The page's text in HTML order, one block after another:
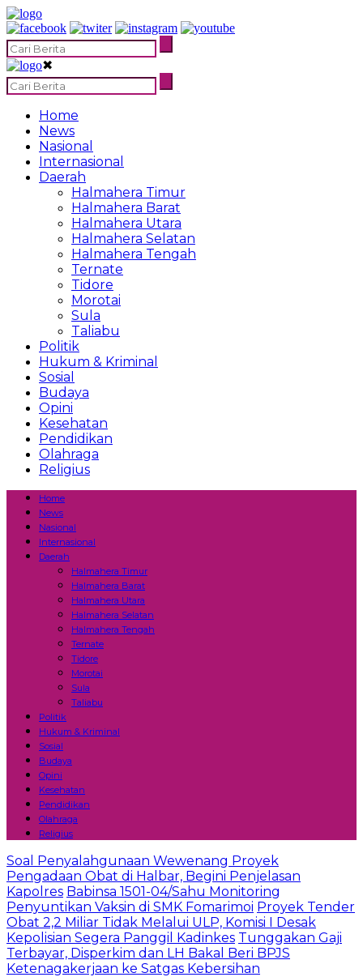
✖
Home
News
Nasional
Internasional
Daerah
Halmahera Timur
Halmahera Barat
Halmahera Utara
Halmahera Selatan
Halmahera Tengah
Ternate
Tidore
Morotai
Sula
Taliabu
Politik
Hukum & Kriminal
Sosial
Budaya
Opini
Kesehatan
Pendidikan
Olahraga
Religius
Home
News
Nasional
Internasional
Daerah
Halmahera Timur
Halmahera Barat
Halmahera Utara
Halmahera Selatan
Halmahera Tengah
Ternate
Tidore
Morotai
Sula
Taliabu
Politik
Hukum & Kriminal
Sosial
Budaya
Opini
Kesehatan
Pendidikan
Olahraga
Religius
Soal Penyalahgunaan Wewenang Proyek
Pengadaan Obat di Halbar, Begini Penjelasan
Kapolres Babinsa 1501-04/Sahu Monitoring
Penyuntikan Vaksin di SMK Fomarimoi Proyek Tender
Obat 2,2 Miliar Tidak Melalui ULP, Komisi I Desak
Kepolisian Segera Panggil Kadinkes Tunggakan Gaji
Terbayar, Disperkim dan LH Bakal Beri BPJS
Ketenagakerjaan ke Satgas Kebersihan